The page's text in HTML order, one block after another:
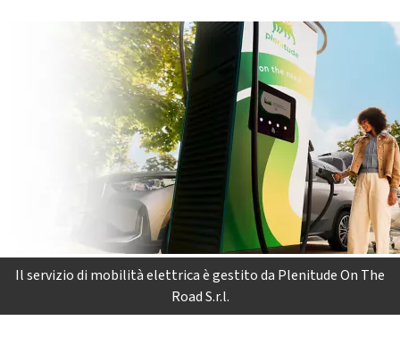
Il servizio di mobilità elettrica è gestito da Plenitude On The
Road S.r.l.